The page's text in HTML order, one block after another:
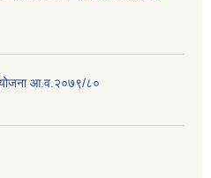
योजना आ.व.२०७९/८०